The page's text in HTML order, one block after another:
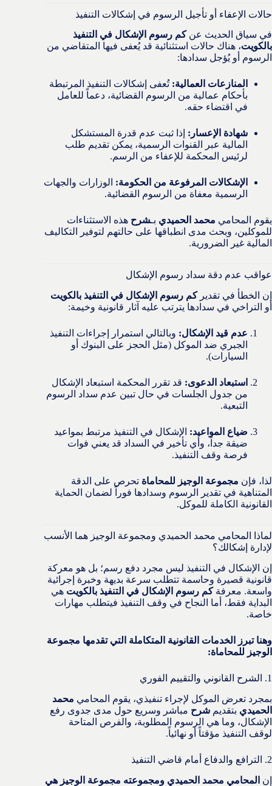
حالات الإعفاء أو تأجيل الرسوم في إشكالات التنفيذ
في سياق الحديث عن كم رسوم الإشكال في التنفيذ
بالكويت، هناك حالات استثنائية قد يُعفى فيها المتقاضي من
الرسوم أو يُؤجل سدادها:
المنازعات العمالية: تُعفى إشكالات التنفيذ المرتبطة
بأحكام عمالية من الرسوم القضائية، دعماً للعامل
في اقتضاء حقه.
شهادة الإعسار: إذا ثبت عدم قدرة المستشكل
المالية عبر القنوات الرسمية، يمكن تقديم طلب
لرئيس المحكمة للإعفاء من الرسم.
الإشكالات المرفوعة من الحكومة: الوزارات والجهات
الرسمية معفاة من الرسوم القضائية.
يقوم المحامي محمد الحميدي بـشرح هذه الاستثناءات
للموكلين، وبحث مدى انطباقها على حالتهم لتوفير التكاليف
المالية غير الضرورية.
عواقب عدم دقة سداد رسوم الإشكال
إن الخطأ في تقديركم رسوم الإشكال في التنفيذ بالكويت
أو التراخي في سدادها يترتب عليه آثار قانونية وخيمة:
عدم قيد الإشكال: وبالتالي استمرار إجراءات التنفيذ
الجبري ضد الموكل (مثل الحجز على البنوك أو
السيارات).
استبعاد الدعوى: قد تقرر المحكمة استبعاد الإشكال
من جدول الجلسات في حال تبين عدم سداد الرسوم
التبعية.
ضياع المواعيد: الإشكال في التنفيذ مرتبط بمواعيد
ضيقة جداً، وأي تأخير في السداد قد يعني فوات
فرصة وقف التنفيذ.
لذا، فإن مجموعة الوجيز للمحاماة تحرص على الدقة
المتناهية في تقدير الرسوم وسدادها فوراً لضمان الحماية
القانونية الكاملة للموكل.
لماذا المحامي محمد الحميدي ومجموعة الوجيز هما الأنسب
لإدارة إشكالك؟
إن الإشكال في التنفيذ ليس مجرد دفع رسم؛ بل هو معركة
قانونية قصيرة وحاسمة تتطلب سرعة بديهة وخبرة إجرائية
واسعة. معرفةكم رسوم الإشكال في التنفيذ بالكويت هي
البداية فقط، أما النجاح في وقف التنفيذ فيتطلب مهارات
خاصة.
وهنا تبرز الخدمات القانونية المتكاملة التي تقدمها مجموعة
الوجيز للمحاماة:
1. الشرح القانوني والتقييم الفوري
بمجرد تعرض الموكل لإجراء تنفيذي، يقوم المحامي محمد
الحميدي بتقديم شرح مباشر وسريع حول مدى جدوى رفع
الإشكال، وما هي الرسوم المطلوبة، والفرص المتاحة
لوقف التنفيذ مؤقتاً أو نهائياً.
2. الترافع والدفاع أمام قاضي التنفيذ
إن المحامي محمد الحميدي ومجموعته مجموعة الوجيز هي